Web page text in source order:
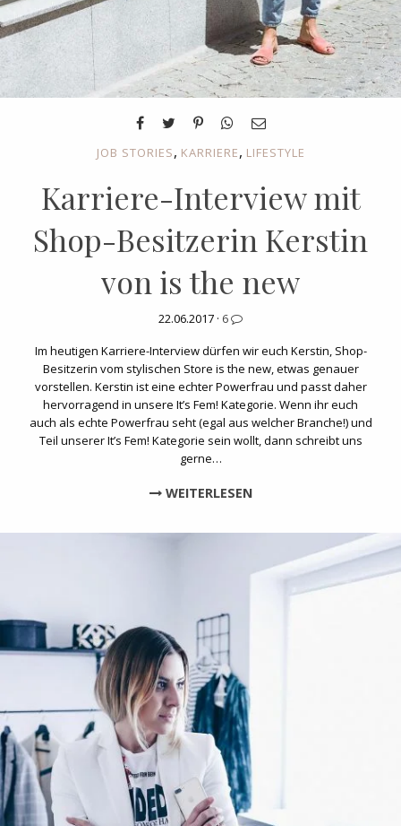
JOB STORIES, KARRIERE, LIFESTYLE
Karriere-Interview mit
Shop-Besitzerin Kerstin
von is the new
22.06.2017 · 6
Im heutigen Karriere-Interview dürfen wir euch Kerstin, Shop-
Besitzerin vom stylischen Store is the new, etwas genauer
vorstellen. Kerstin ist eine echter Powerfrau und passt daher
hervorragend in unsere It’s Fem! Kategorie. Wenn ihr euch
auch als echte Powerfrau seht (egal aus welcher Branche!) und
Teil unserer It’s Fem! Kategorie sein wollt, dann schreibt uns
gerne…
WEITERLESEN